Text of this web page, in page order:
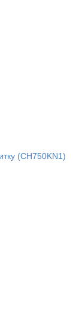
(CH750KN1)